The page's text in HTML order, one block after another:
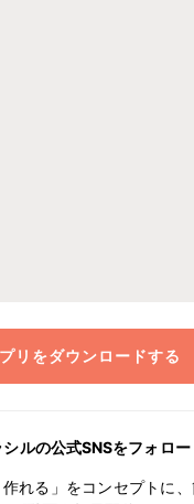
リをダウンロードする
シルの公式SNSをフォロー
作れる」をコンセプトに